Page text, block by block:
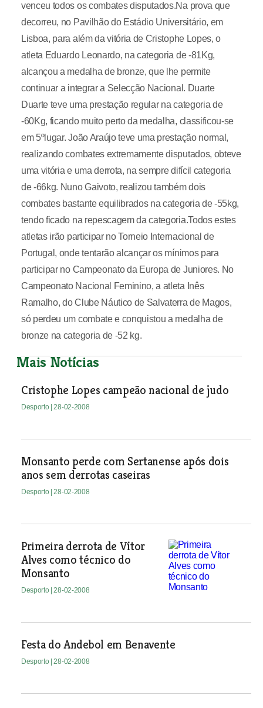
venceu todos os combates disputados.Na prova que
decorreu, no Pavilhão do Estádio Universitário, em
Lisboa, para além da vitória de Cristophe Lopes, o
atleta Eduardo Leonardo, na categoria de -81Kg,
alcançou a medalha de bronze, que lhe permite
continuar a integrar a Selecção Nacional. Duarte
Duarte teve uma prestação regular na categoria de
-60Kg, ficando muito perto da medalha, classificou-se
em 5ºlugar. João Araújo teve uma prestação normal,
realizando combates extremamente disputados, obteve
uma vitória e uma derrota, na sempre difícil categoria
de -66kg. Nuno Gaivoto, realizou também dois
combates bastante equilibrados na categoria de -55kg,
tendo ficado na repescagem da categoria.Todos estes
atletas irão participar no Torneio Internacional de
Portugal, onde tentarão alcançar os mínimos para
participar no Campeonato da Europa de Juniores. No
Campeonato Nacional Feminino, a atleta Inês
Ramalho, do Clube Náutico de Salvaterra de Magos,
só perdeu um combate e conquistou a medalha de
bronze na categoria de -52 kg.
Mais Notícias
Cristophe Lopes campeão nacional de judo
Desporto | 28-02-2008
Monsanto perde com Sertanense após dois
anos sem derrotas caseiras
Desporto | 28-02-2008
Primeira derrota de Vítor
Alves como técnico do
Monsanto
Desporto | 28-02-2008
Festa do Andebol em Benavente
Desporto | 28-02-2008